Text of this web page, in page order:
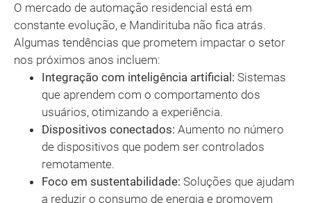
O mercado de automação residencial está em
constante evolução, e Mandirituba não fica atrás.
Algumas tendências que prometem impactar o setor
nos próximos anos incluem:
Integração com inteligência artificial: Sistemas
que aprendem com o comportamento dos
usuários, otimizando a experiência.
Dispositivos conectados: Aumento no número
de dispositivos que podem ser controlados
remotamente.
Foco em sustentabilidade: Soluções que ajudam
a reduzir o consumo de energia e promovem